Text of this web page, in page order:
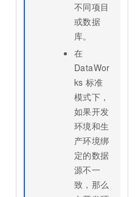
不同项目
或数据
库。
在
DataWor
ks 标准
模式下，
如果开发
环境和生
产环境绑
定的数据
源不一
致，那么